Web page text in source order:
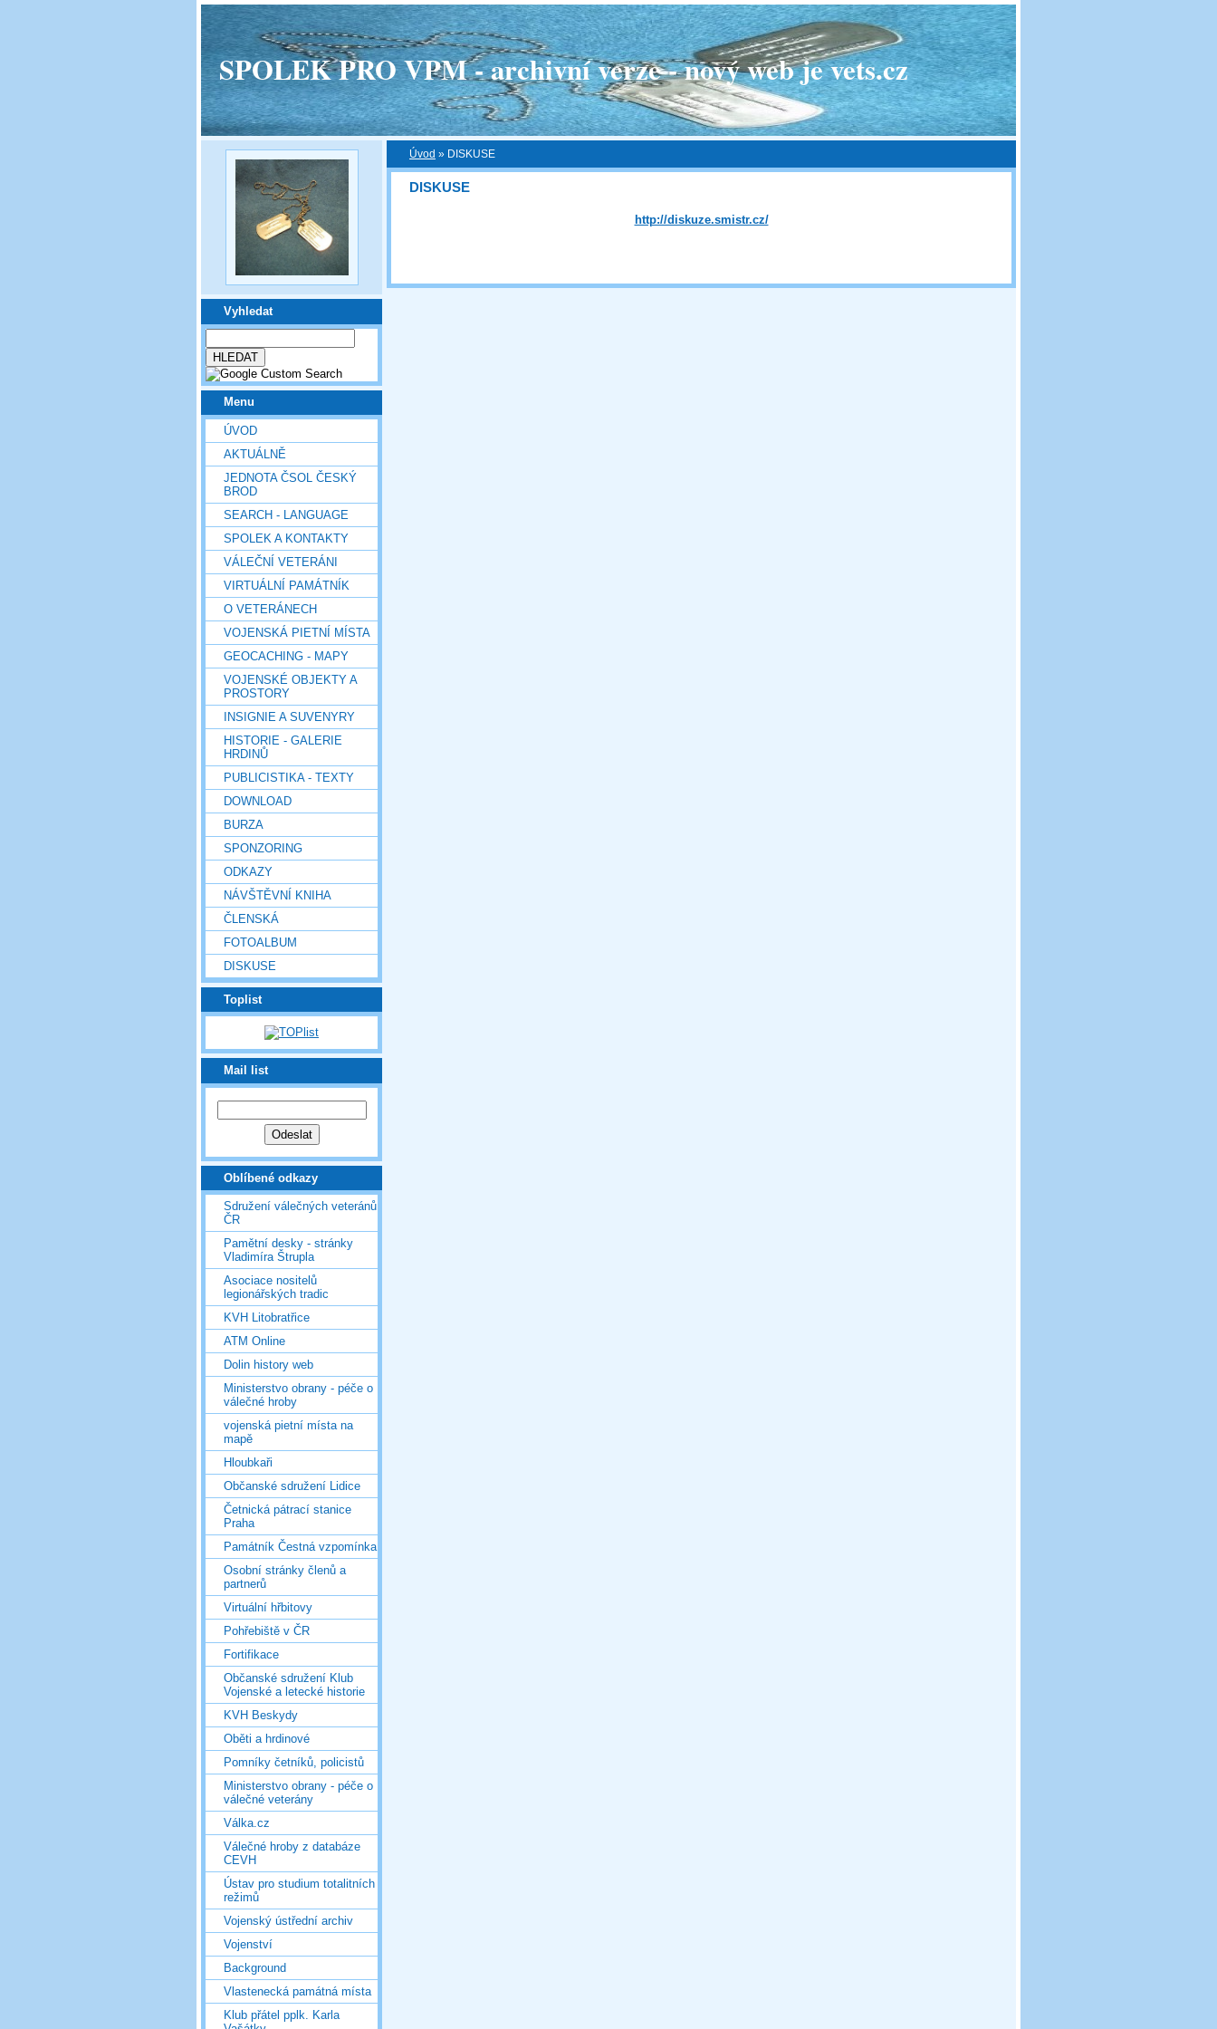
SPOLEK PRO VPM - archivní verze - nový web je vets.cz
Vyhledat
Menu
ÚVOD
AKTUÁLNĚ
JEDNOTA ČSOL ČESKÝ
BROD
SEARCH - LANGUAGE
SPOLEK A KONTAKTY
VÁLEČNÍ VETERÁNI
VIRTUÁLNÍ PAMÁTNÍK
O VETERÁNECH
VOJENSKÁ PIETNÍ MÍSTA
GEOCACHING - MAPY
VOJENSKÉ OBJEKTY A
PROSTORY
INSIGNIE A SUVENYRY
HISTORIE - GALERIE
HRDINŮ
PUBLICISTIKA - TEXTY
DOWNLOAD
BURZA
SPONZORING
ODKAZY
NÁVŠTĚVNÍ KNIHA
ČLENSKÁ
FOTOALBUM
DISKUSE
Toplist
Mail list
Oblíbené odkazy
Sdružení válečných veteránů
ČR
Pamětní desky - stránky
Vladimíra Štrupla
Asociace nositelů
legionářských tradic
KVH Litobratřice
ATM Online
Dolin history web
Ministerstvo obrany - péče o
válečné hroby
vojenská pietní místa na
mapě
Hloubkaři
Občanské sdružení Lidice
Četnická pátrací stanice
Praha
Památník Čestná vzpomínka
Osobní stránky členů a
partnerů
Virtuální hřbitovy
Pohřebiště v ČR
Fortifikace
Občanské sdružení Klub
Vojenské a letecké historie
KVH Beskydy
Oběti a hrdinové
Pomníky četníků, policistů
Ministerstvo obrany - péče o
válečné veterány
Válka.cz
Válečné hroby z databáze
CEVH
Ústav pro studium totalitních
režimů
Vojenský ústřední archiv
Vojenství
Background
Vlastenecká památná místa
Klub přátel pplk. Karla
Úvod » DISKUSE
DISKUSE
http://diskuze.smistr.cz/